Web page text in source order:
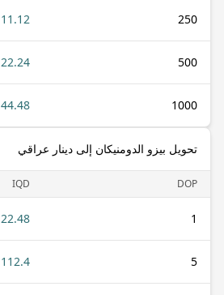
250
11.12
500
22.24
1000
44.48
تحويل بيزو الدومنيكان إلى دينار عراقي
DOP
IQD
1
22.48
5
112.4